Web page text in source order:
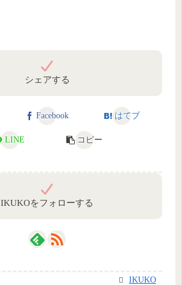
シェアする
Facebook はてブ
LINE コピー
IKUKOをフォローする
IKUKO